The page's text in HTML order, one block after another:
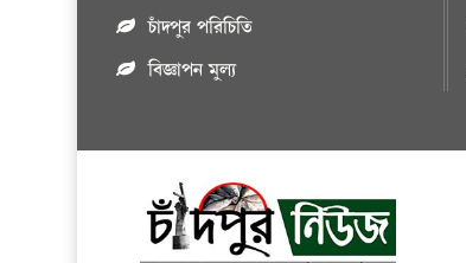
চাঁদপুর পরিচিতি
বিজ্ঞাপন মুল্য